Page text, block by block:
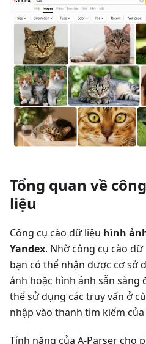
Tổng quan về
liệu
Công cụ cào dữ liệu hình
Yandex. Nhờ công cụ cào dữ
bạn có thể nhận được cơ sở
ảnh hoặc hình ảnh sẵn sàng
thể sử dụng các truy vấn ở
nhập vào thanh tìm kiếm của
Tính năng của A-Parser cho